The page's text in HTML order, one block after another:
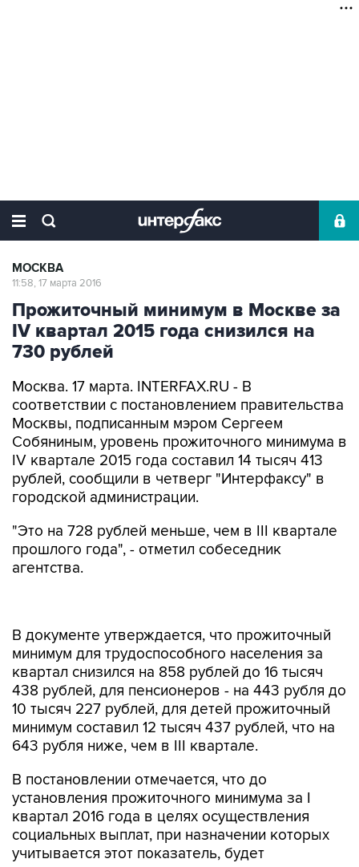
МОСКВА
11:58, 17 марта 2016
Прожиточный минимум в Москве за
IV квартал 2015 года снизился на
730 рублей
Москва. 17 марта. INTERFAX.RU - В
соответствии с постановлением правительства
Москвы, подписанным мэром Сергеем
Собяниным, уровень прожиточного минимума в
IV квартале 2015 года составил 14 тысяч 413
рублей, сообщили в четверг "Интерфаксу" в
городской администрации.
"Это на 728 рублей меньше, чем в III квартале
прошлого года", - отметил собеседник
агентства.
квартал снизился на 858 рублей до 16 тысяч
438 рублей, для пенсионеров - на 443 рубля до
10 тысяч 227 рублей, для детей прожиточный
минимум составил 12 тысяч 437 рублей, что на
643 рубля ниже, чем в III квартале.
В постановлении отмечается, что до
квартал 2016 года в целях осуществления
социальных выплат, при назначении которых
учитывается этот показатель, будет
применяться величина прожиточного минимума
за III квартал 2015 года.